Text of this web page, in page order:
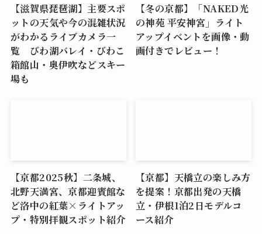
【滋賀県琵琶湖】主要スポ
ットの天気や今の混雑状況
がわかるライブカメラ一
覧 びわ湖バレイ・びわこ
箱館山・奥伊吹などスキー
場も
【冬の京都】「NAKED光
の神苑 平安神宮」ライト
アップイベントを画像・動
画付きでレビュー！
【京都2025秋】二条城、
北野天満宮、京都迎賓館な
ど洛中の紅葉×ライトアッ
プ・特別拝観スポット紹介
【京都】天橋立の楽しみ方
を提案！京都出発の天橋
立・伊根1泊2日モデルコ
ース紹介